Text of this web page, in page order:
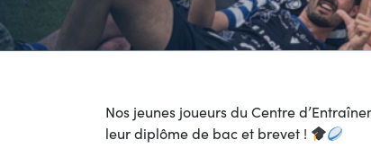
Nos jeunes joueurs du Centre
leur diplôme de bac et brevet !